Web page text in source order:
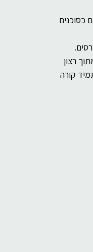
כסוכנים
רצון
קורה